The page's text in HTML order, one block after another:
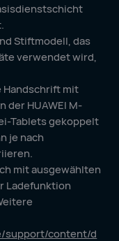
Stiftmodell, das
verwendet wird,
Handschrift mit
der HUAWEI M-
Tablets gekoppelt
je nach
mit ausgewählten
Ladefunktion
support/content/d